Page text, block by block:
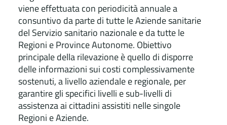
viene effettuata con periodicità annuale a
consuntivo da parte di tutte le Aziende sanitarie
del Servizio sanitario nazionale e da tutte le
Regioni e Province Autonome. Obiettivo
principale della rilevazione è quello di disporre
delle informazioni sui costi complessivamente
sostenuti, a livello aziendale e regionale, per
garantire gli specifici livelli e sub-livelli di
assistenza ai cittadini assistiti nelle singole
Regioni e Aziende.